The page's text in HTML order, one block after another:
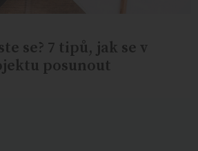
se? 7 tipů, jak se v
posunout